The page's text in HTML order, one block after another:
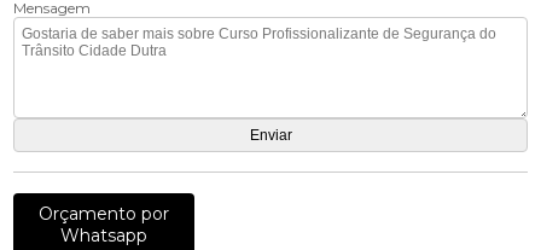
Mensagem
Orçamento por
Whatsapp